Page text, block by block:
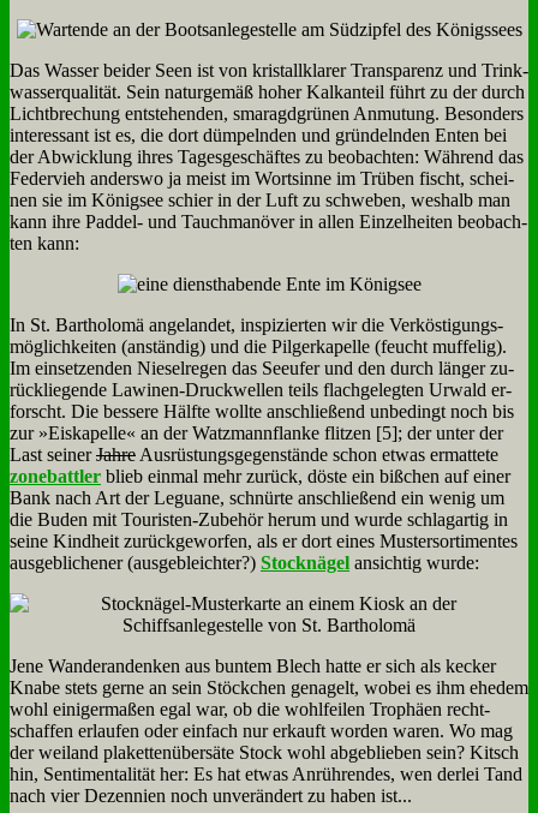
Das Was­ser bei­der Seen ist von kri­stall­kla­rer Trans­pa­renz und Trink­
was­ser­qua­li­tät. Sein na­tur­ge­mäß ho­her Kalk­an­teil führt zu der durch
Licht­bre­chung ent­ste­hen­den, sma­ragd­grü­nen An­mu­tung. Be­son­ders
in­ter­es­sant ist es, die dort düm­peln­den und grün­deln­den En­ten bei
der Ab­wick­lung ih­res Ta­ges­ge­schäf­tes zu be­ob­ach­ten: Wäh­rend das
Fe­der­vieh an­ders­wo ja meist im Wort­sin­ne im Trü­ben fischt, schei­
nen sie im Kö­nig­see schier in der Luft zu schwe­ben, wes­halb man
kann ih­re Pad­del- und Tauch­ma­nö­ver in al­len Ein­zel­hei­ten be­ob­ach­
ten kann:
In St. Bar­tho­lo­mä an­ge­lan­det, in­spi­zier­ten wir die Ver­kö­sti­gungs­
mög­lich­kei­ten (an­stän­dig) und die Pil­ger­ka­pel­le (feucht muf­fe­lig).
Im ein­set­zen­den Nie­sel­re­gen das See­ufer und den durch län­ger zu­
rück­lie­gen­de La­wi­nen-Druck­wel­len teils flach­ge­leg­ten Ur­wald er­
forscht. Die bes­se­re Hälf­te woll­te an­schlie­ßend un­be­dingt noch bis
zur »Eis­ka­pel­le« an der Watz­mann­flan­ke flit­zen [5]; der un­ter der
Last sei­nerJah­re Aus­rü­stungs­ge­gen­stän­de schon et­was er­mat­te­te
zone­batt­ler blieb ein­mal mehr zu­rück, dö­ste ein biß­chen auf ei­ner
Bank nach Art der Le­gua­ne, schnür­te an­schlie­ßend ein we­nig um
die Bu­den mit Tou­ri­sten-Zu­be­hör her­um und wur­de schlag­ar­tig in
sei­ne Kind­heit zu­rück­ge­wor­fen, als er dort ei­nes Mu­ster­sor­ti­men­tes
aus­geb­li­che­ner (aus­ge­bleich­ter?) Stock­nä­gel an­sich­tig wur­de:
Je­ne Wan­de­ran­den­ken aus bun­tem Blech hat­te er sich als kecker
Kna­be stets ger­ne an sein Stöck­chen ge­na­gelt, wo­bei es ihm ehe­dem
wohl ei­ni­ger­ma­ßen egal war, ob die wohl­fei­len Tro­phä­en recht­
schaf­fen er­lau­fen oder ein­fach nur er­kauft wor­den wa­ren. Wo mag
der wei­land pla­ket­ten­über­sä­te Stock wohl ab­ge­blie­ben sein? Kitsch
hin, Sen­ti­men­ta­li­tät her: Es hat et­was An­rüh­ren­des, wen der­lei Tand
nach vier Dez­en­ni­en noch un­ver­än­dert zu ha­ben ist...